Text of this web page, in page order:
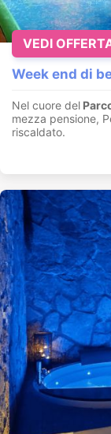
Week end di
Nel cuore del
mezza pensione,
riscaldato.
VEDI